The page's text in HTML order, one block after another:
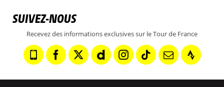
SUIVEZ-NOUS
Recevez des informations exclusives sur le Tour de France